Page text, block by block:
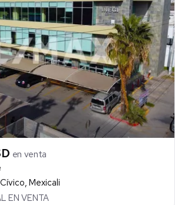
en venta
Mexicali
EN VENTA